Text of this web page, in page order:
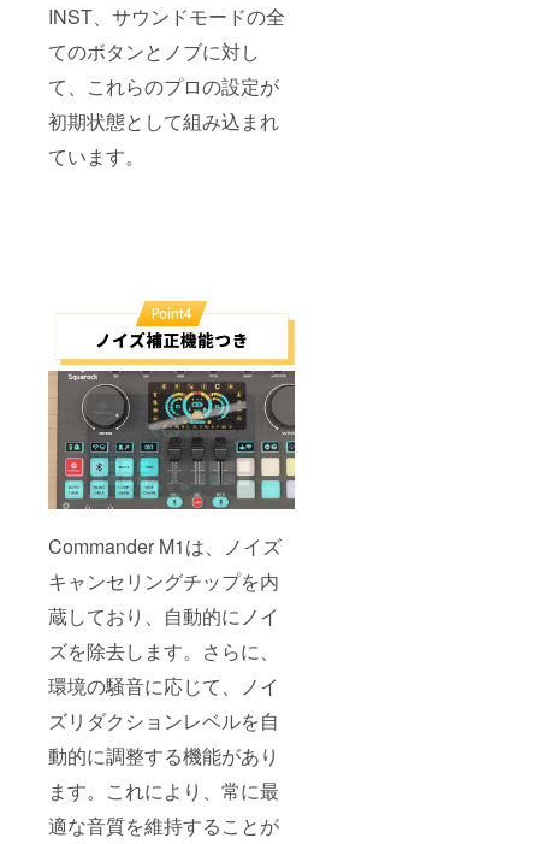
INST、サウンドモードの全
てのボタンとノブに対し
て、これらのプロの設定が
初期状態として組み込まれ
ています。
Commander M1は、ノイズ
キャンセリングチップを内
蔵しており、自動的にノイ
ズを除去します。さらに、
環境の騒音に応じて、ノイ
ズリダクションレベルを自
動的に調整する機能があり
ます。これにより、常に最
適な音質を維持することが